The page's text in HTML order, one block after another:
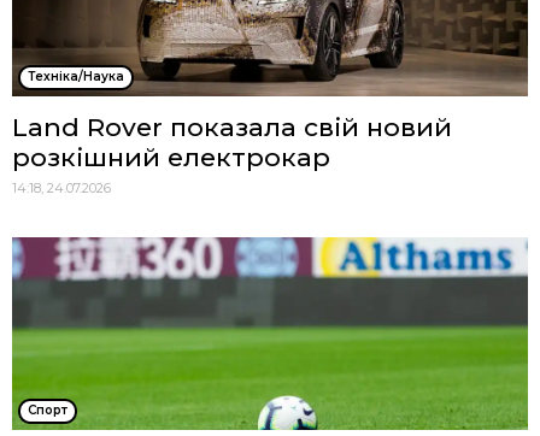
Техніка/Наука
Land Rover показала свій новий
розкішний електрокар
14:18, 24.07.2026
Спорт